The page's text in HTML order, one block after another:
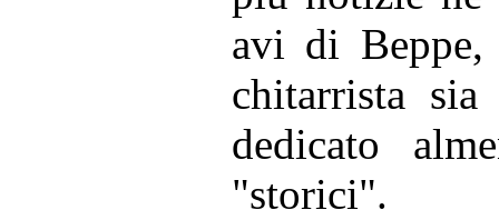
avi di Beppe,
chitarrista
dedicato
"storici".